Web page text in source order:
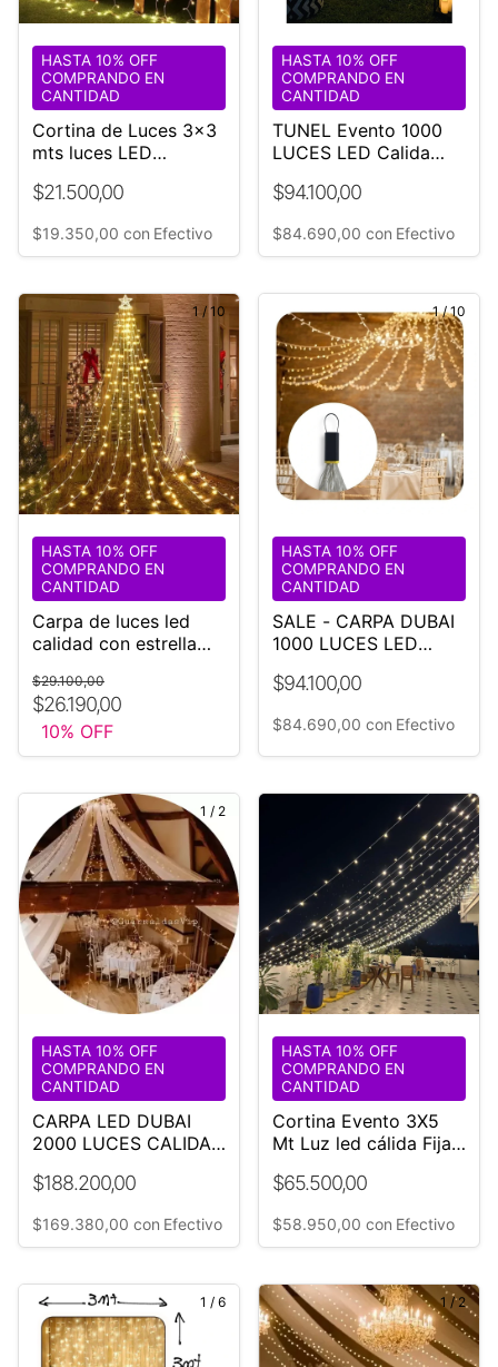
Cortina de Luces 3x3
mts luces LED
$21.500,00
HASTA 10% OFF
COMPRANDO EN
CANTIDAD
$19.350,00 con Efectivo
TUNEL Evento 1000
LUCES LED Calida
$94.100,00
HASTA 10% OFF
COMPRANDO EN
CANTIDAD
$84.690,00 con Efectivo
1 / 10
Carpa de luces led
calidad con estrella
$26.190,00
$29.100,00
10% OFF
HASTA 10% OFF
COMPRANDO EN
CANTIDAD
1/10
SALE - CARPA DUBAI
1000 LUCES LED
$94.100,00
HASTA 10% OFF
COMPRANDO EN
CANTIDAD
$84.690,00 con Efectivo
1 / 2
CARPA LED DUBAI
2000 LUCES CALIDAS
$188.200,00
HASTA 10% OFF
COMPRANDO EN
CANTIDAD
$169.380,00 con Efectivo
Cortina Evento 3X5
Mt Luz led cálida Fija
$65.500,00
HASTA 10% OFF
COMPRANDO EN
CANTIDAD
$58.950,00 con Efectivo
1 / 6 1 /2